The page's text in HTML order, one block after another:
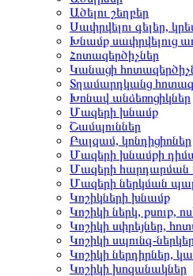
Ածելու շեղբեր
Սափրվելու գելեր,
Խնամք սափրվելուց
Հոտազերծիչներ
Կանացի
Տղամարդկանց
Խոնավ անձեռոցիկներ
Մազերի խնամք
Շամպուններ
Բալզամ, կոնդիցիոներ
Մազերի խնամքի
Մազերի հարդարման
Մազերի ներկման
Կոշիկների խնամք
Կոշիկի ներկ, քսուք,
Կոշիկի սփրեյներ,
Կոշիկի սպունգ-ներկեր
Կոշիկի ներդիրներ,
Կոշիկի խոզանակներ